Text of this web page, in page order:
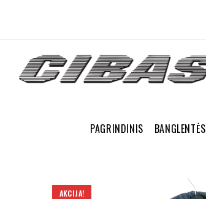
PAGRINDINIS BANGLENTĖS
AKCIJA!